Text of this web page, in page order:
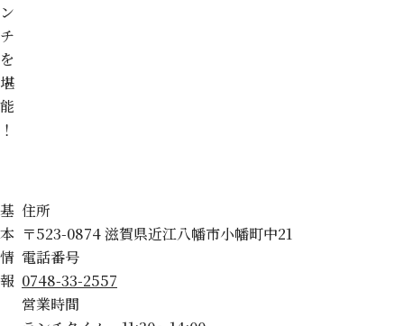
ン
チ
を
堪
能
！
基
本
情
報
住所
〒523-0874 滋賀県近江八幡市小幡町中21
電話番号
0748-33-2557
営業時間